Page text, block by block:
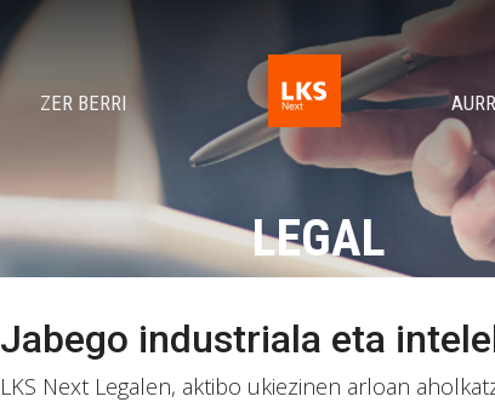
ZER BERRI
LEGAL
Jabego industriala eta
LKS Next Legalen, aktibo ukiezinen arloan